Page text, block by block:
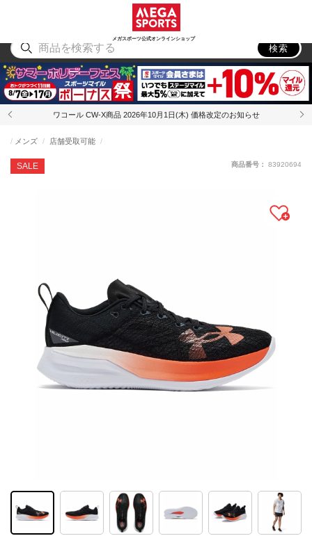
メガスポーツ公式オンラインショップ
アウトドア
検索
ワコール CW-X商品 2026年10月1日(木) 価格改定のお知らせ
SALE
メンズ 店舗受取可能
商品番号： 83920694